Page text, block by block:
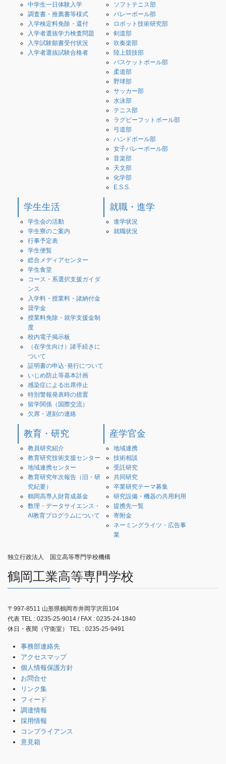
中学生一日体験入学
調査書・推薦書等様式
入学検定料免除・還付
入学者選抜学力検査問題
入学試験願書受付状況
入学者選抜試験合格者
ソフトテニス部
バレーボール部
ロボット技術研究部
剣道部
吹奏楽部
陸上競技部
バスケットボール部
柔道部
野球部
サッカー部
水泳部
テニス部
ラグビーフットボール部
弓道部
ハンドボール部
女子バレーボール部
音楽部
天文部
化学部
E.S.S.
学生生活
学生会の活動
学生寮のご案内
行事予定表
学生便覧
総合メディアセンター
学生食堂
コース・系選択支援ガイダ
ンス
入学料・授業料・諸納付金
奨学金
授業料免除・就学支援金制
度
校内電子掲示板
（在学生向け）諸手続きに
ついて
証明書の申込･発行について
いじめ防止等基本計画
感染症による出席停止
特別警報発表時の措置
留学関係（国際交流）
欠席・遅刻の連絡
就職・進学
進学状況
就職状況
教育・研究
教員研究紹介
教育研究技術支援センター
地域連携センター
教育研究年次報告（旧・研
究紀要）
鶴岡高専人財育成基金
数理・データサイエンス・
AI教育プログラムについて
産学官金
地域連携
技術相談
受託研究
共同研究
卒業研究テーマ募集
研究設備・機器の共用利用
提携先一覧
寄附金
ネーミングライツ・広告事
業
独立行政法人 国立高等専門学校機構
鶴岡工業高等専門学校
〒997-8511 山形県鶴岡市井岡字沢田104
代表 TEL : 0235-25-9014 / FAX : 0235-24-1840
休日・夜間（守衛室） TEL : 0235-25-9491
事務部連絡先
アクセスマップ
個人情報保護方針
お問合せ
リンク集
フィード
調達情報
採用情報
コンプライアンス
意見箱